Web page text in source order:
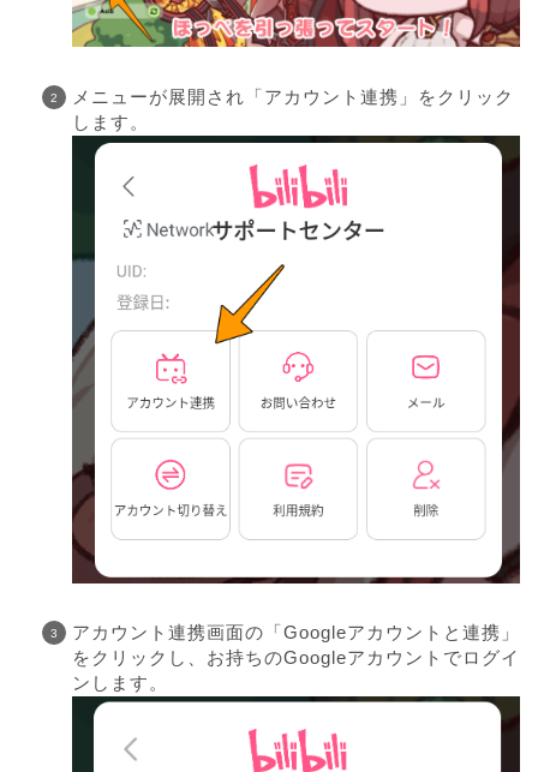
メニューが展開され「アカウント連携」をクリック
します。
アカウント連携画面の「Googleアカウントと連携」
をクリックし、お持ちのGoogleアカウントでログイ
ンします。